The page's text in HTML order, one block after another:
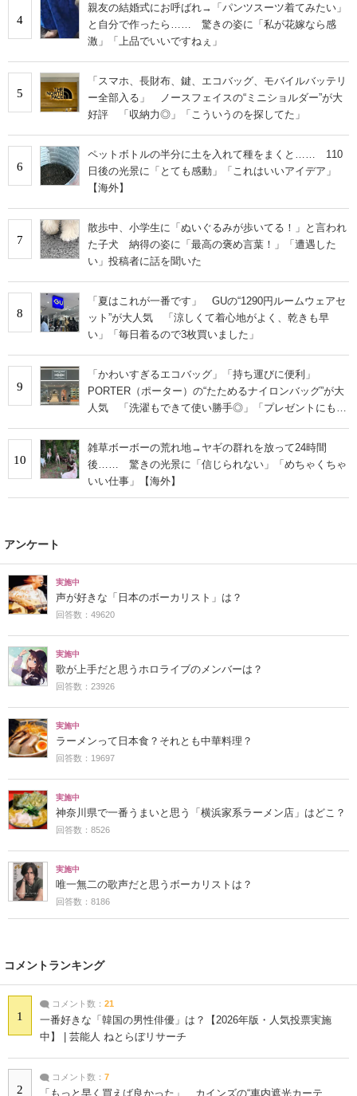
4
親友の結婚式にお呼ばれ→「パンツスーツ着てみたい」
と自分で作ったら…… 驚きの姿に「私が花嫁なら感
激」「上品でいいですねぇ」
5
「スマホ、長財布、鍵、エコバッグ、モバイルバッテリ
ー全部入る」 ノースフェイスの“ミニショルダー”が大
好評 「収納力◎」「こういうのを探してた」
6
ペットボトルの半分に土を入れて種をまくと…… 110
日後の光景に「とても感動」「これはいいアイデア」
【海外】
7
散歩中、小学生に「ぬいぐるみが歩いてる！」と言われ
た子犬 納得の姿に「最高の褒め言葉！」「遭遇した
い」投稿者に話を聞いた
8
「夏はこれが一番です」 GUの“1290円ルームウェアセ
ット”が大人気 「涼しくて着心地がよく、乾きも早
い」「毎日着るので3枚買いました」
9
「かわいすぎるエコバッグ」「持ち運びに便利」
PORTER（ポーター）の“たためるナイロンバッグ”が大
人気 「洗濯もできて使い勝手◎」「プレゼントにもお
10
雑草ボーボーの荒れ地→ヤギの群れを放って24時間
後…… 驚きの光景に「信じられない」「めちゃくちゃ
いい仕事」【海外】
アンケート
実施中
声が好きな「日本のボーカリスト」は？
回答数：49620
実施中
歌が上手だと思うホロライブのメンバーは？
回答数：23926
実施中
ラーメンって日本食？それとも中華料理？
回答数：19697
実施中
神奈川県で一番うまいと思う「横浜家系ラーメン店」はどこ？
回答数：8526
実施中
唯一無二の歌声だと思うボーカリストは？
回答数：8186
コメントランキング
1
コメント数： 21
一番好きな「韓国の男性俳優」は？【2026年版・人気投票実施
中】 | 芸能人 ねとらぼリサーチ
2
コメント数： 7
「もっと早く買えば良かった」 カインズの“車内遮光カーテ